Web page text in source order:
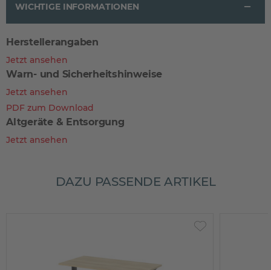
WICHTIGE INFORMATIONEN
Herstellerangaben
Jetzt ansehen
Warn- und Sicherheitshinweise
Jetzt ansehen
PDF zum Download
Altgeräte & Entsorgung
Jetzt ansehen
DAZU PASSENDE ARTIKEL